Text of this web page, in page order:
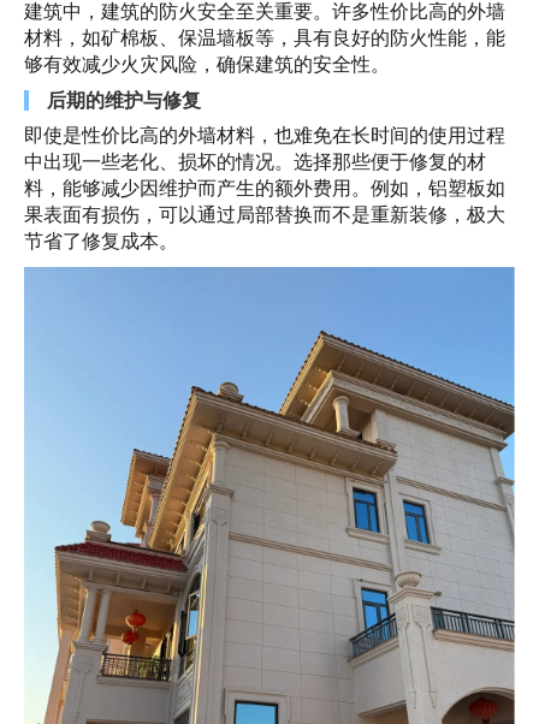
建筑中，建筑的防火安全至关重要。许多性价比高的外墙
材料，如矿棉板、保温墙板等，具有良好的防火性能，能
够有效减少火灾风险，确保建筑的安全性。
后期的维护与修复
即使是性价比高的外墙材料，也难免在长时间的使用过程
中出现一些老化、损坏的情况。选择那些便于修复的材
料，能够减少因维护而产生的额外费用。例如，铝塑板如
果表面有损伤，可以通过局部替换而不是重新装修，极大
节省了修复成本。